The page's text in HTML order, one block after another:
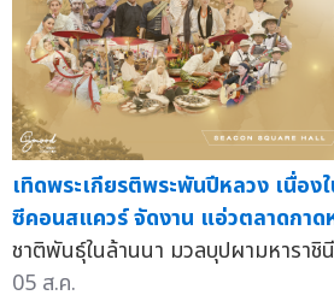
เทิดพระเกียรติพระพันปีหลวง เนื่อ
ซีคอนสแควร์ จัดงาน แอ่วตลาดกาด
ชาติพันธุ์ในล้านนา มวลบุปผามหารา
05 ส.ค.